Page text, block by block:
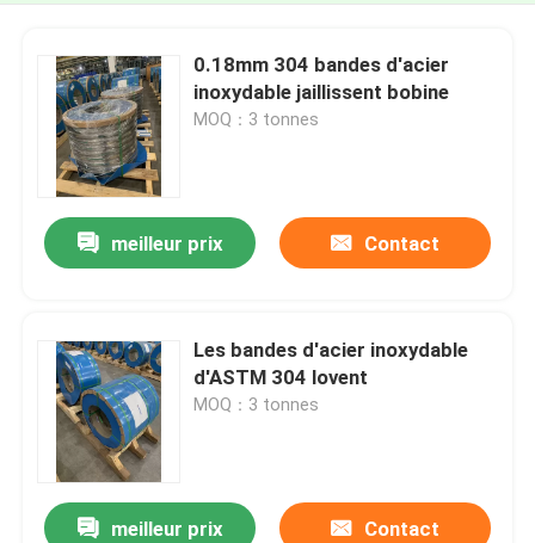
0.18mm 304 bandes d'acier
inoxydable jaillissent bobine
MOQ：3 tonnes
meilleur prix Contact
Les bandes d'acier inoxydable
d'ASTM 304 lovent
MOQ：3 tonnes
meilleur prix Contact